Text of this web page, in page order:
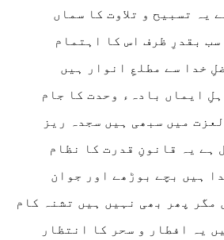
یہ تسبیح و تلاوت کا سماں
سب بقدرِ ظرف اس کا اہتمام
خدا سے مطلعِ انوار ہیں
ایماں بادہء وحدت کا جام
میں سبھی ہیں سجدہ ریز
ہے یہ قانونِ قدرت کا نظام
ہیں بچے بوڑھے اور جوان
مگر پھر بھی نہیں ہیں تشنہ کام
یہ افطار و سحر کا انتظار